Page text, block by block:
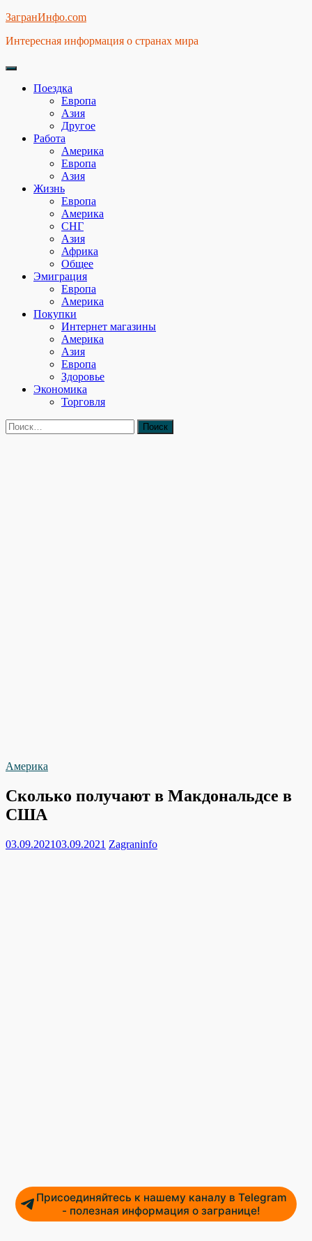
Skip
content
ЗагранИнфо.com
Интересная информация о странах мира
Поездка
Европа
Азия
Другое
Работа
Америка
Европа
Азия
Жизнь
Европа
Америка
СНГ
Азия
Африка
Общее
Эмиграция
Европа
Америка
Покупки
Интернет магазины
Америка
Азия
Европа
Здоровье
Экономика
Торговля
Найти:
Америка
Сколько получают в Макдональдсе в
США
03.09.202103.09.2021 Zagraninfo
Присоединяйтесь к нашему каналу в Telegram
- полезная информация о загранице!